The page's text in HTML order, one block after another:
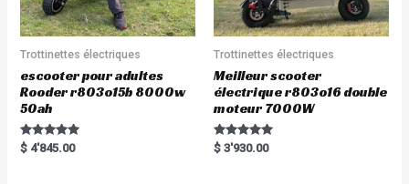
Trottinettes électriques
escooter pour adultes
Rooder r803o15b 8000w
50ah
Rated
5.00
$ 4'845.00
Trottinettes électriques
Meilleur scooter
électrique r803o16 double
moteur 7000W
Rated
5.00
$ 3'930.00